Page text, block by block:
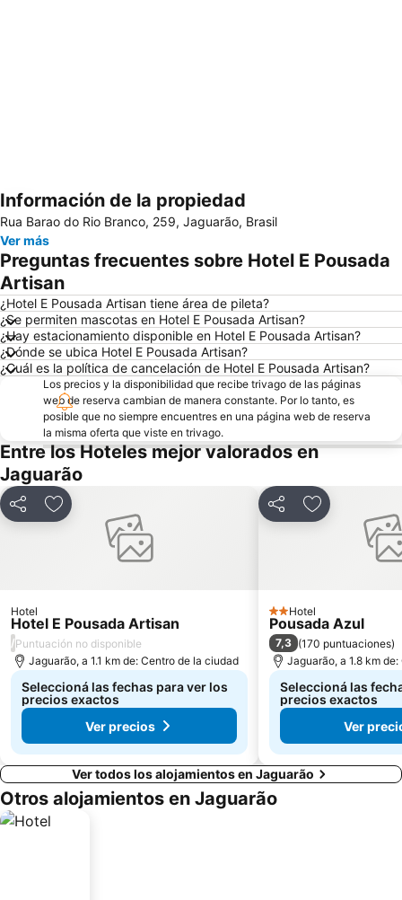
Ampliar mapa
Información de la propiedad
Rua Barao do Rio Branco, 259, Jaguarão, Brasil
Ver más
Preguntas frecuentes sobre Hotel E Pousada
Artisan
¿Hotel E Pousada Artisan tiene área de pileta?
¿Se permiten mascotas en Hotel E Pousada Artisan?
¿Hay estacionamiento disponible en Hotel E Pousada Artisan?
¿Dónde se ubica Hotel E Pousada Artisan?
¿Cuál es la política de cancelación de Hotel E Pousada Artisan?
Los precios y la disponibilidad que recibe trivago de las páginas
web de reserva cambian de manera constante. Por lo tanto, es
posible que no siempre encuentres en una página web de reserva
la misma oferta que viste en trivago.
Entre los Hoteles mejor valorados en
Jaguarão
CompartirAñadir a favoritos
Hotel
Hotel E Pousada Artisan
/Puntuación no disponible
Jaguarão, a 1.1 km de: Centro de la ciudad
Seleccioná las fechas para ver los
precios exactos
Ver precios
CompartirAñadir a
2 Estrellas
Hotel
Pousada Azul
7,3 (170 puntuaciones)
Jaguarão, a 1.8 km
Seleccioná las
precios exactos
Ver
Ver todos los alojamientos en Jaguarão
Otros alojamientos en Jaguarão